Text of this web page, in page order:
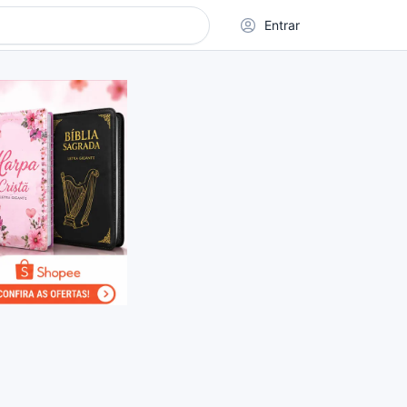
Entrar